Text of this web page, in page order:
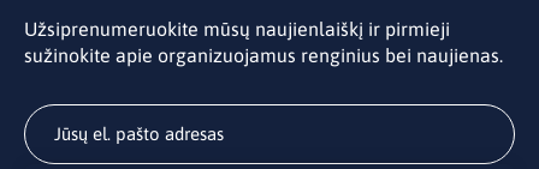
Užsiprenumeruokite mūsų naujienlaiškį ir pirmieji
sužinokite apie organizuojamus renginius bei naujienas.